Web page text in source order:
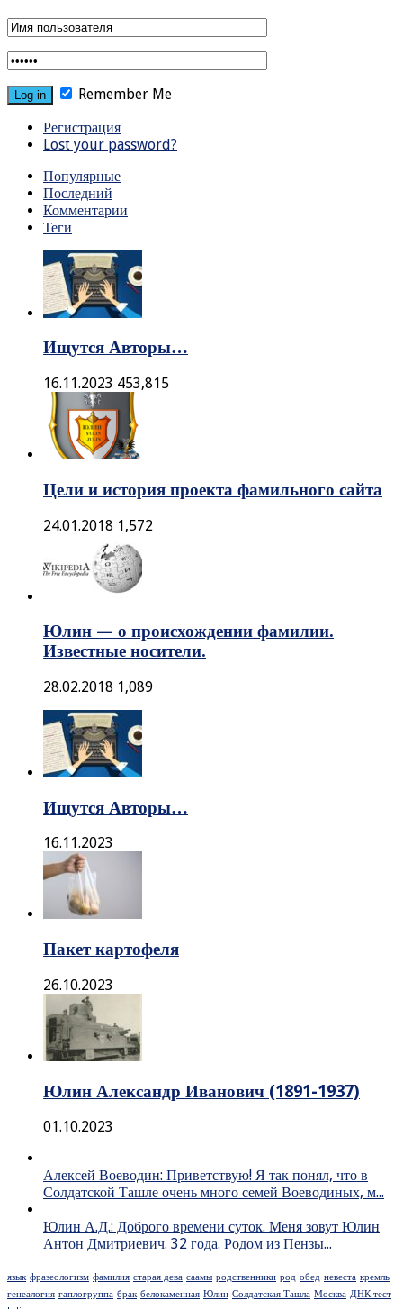
Remember Me
Регистрация
Lost your password?
Популярные
Последний
Комментарии
Теги
Ищутся Авторы…
16.11.2023 453,815
Цели и история проекта фамильного сайта
24.01.2018 1,572
Юлин — о происхождении фамилии.
Известные носители.
28.02.2018 1,089
Ищутся Авторы…
16.11.2023
Пакет картофеля
26.10.2023
Юлин Александр Иванович (1891-1937)
01.10.2023
Алексей Воеводин: Приветствую! Я так понял, что в
Солдатской Ташле очень много семей Воеводиных, м...
Юлин А.Д.: Доброго времени суток. Меня зовут Юлин
Антон Дмитриевич. 32 года. Родом из Пензы...
язык фразеологизм фамилия старая дева саамы родственники род обед невеста кремль
генеалогия гаплогруппа брак белокаменная Юлин Солдатская Ташла Москва ДНК-тест